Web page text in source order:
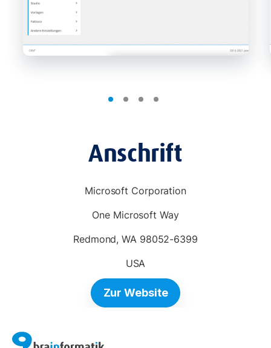
Anschrift
Microsoft Corporation
One Microsoft Way
Redmond, WA 98052-6399
USA
Zur Website